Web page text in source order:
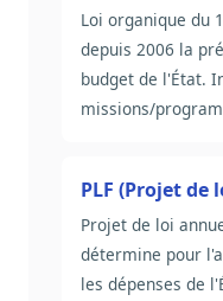
Loi organique du
depuis 2006 la
budget de l'État.
missions/
PLF (Projet de
Projet de loi
détermine pour
les dépenses de